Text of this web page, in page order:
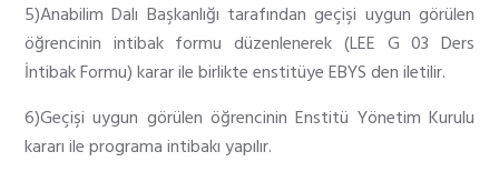
5)Anabilim Dalı Başkanlığı tarafından geçişi uygun görülen
öğrencinin intibak formu düzenlenerek (LEE G 03 Ders
İntibak Formu) karar ile birlikte enstitüye EBYS den iletilir.
6)Geçişi uygun görülen öğrencinin Enstitü Yönetim Kurulu
kararı ile programa intibakı yapılır.